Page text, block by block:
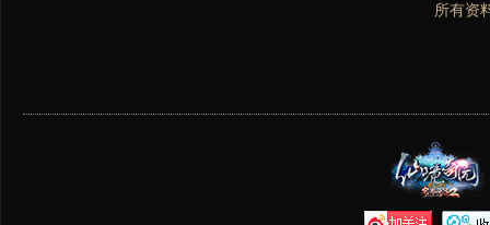
所有资